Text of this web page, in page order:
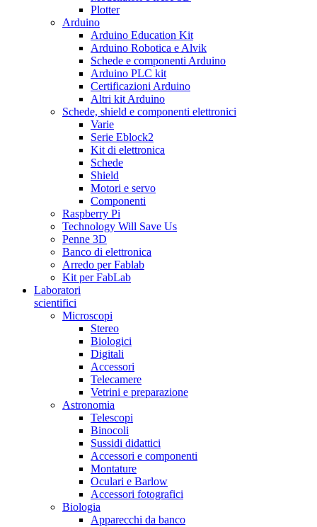
Plotter
Arduino
Arduino Education Kit
Arduino Robotica e Alvik
Schede e componenti Arduino
Arduino PLC kit
Certificazioni Arduino
Altri kit Arduino
Schede, shield e componenti elettronici
Varie
Serie Eblock2
Kit di elettronica
Schede
Shield
Motori e servo
Componenti
Raspberry Pi
Technology Will Save Us
Penne 3D
Banco di elettronica
Arredo per Fablab
Kit per FabLab
Laboratori
scientifici
Microscopi
Stereo
Biologici
Digitali
Accessori
Telecamere
Vetrini e preparazione
Astronomia
Telescopi
Binocoli
Sussidi didattici
Accessori e componenti
Montature
Oculari e Barlow
Accessori fotografici
Biologia
Apparecchi da banco